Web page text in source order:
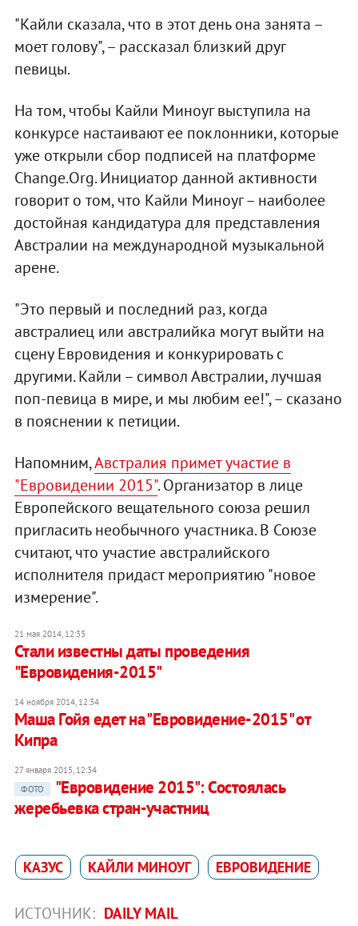
"Кайли сказала, что в этот день она занята –
моет голову", – рассказал близкий друг
певицы.
На том, чтобы Кайли Миноуг выступила на
конкурсе настаивают ее поклонники, которые
уже открыли сбор подписей на платформе
Change.Org. Инициатор данной активности
говорит о том, что Кайли Миноуг – наиболее
достойная кандидатура для представления
Австралии на международной музыкальной
арене.
"Это первый и последний раз, когда
австралиец или австралийка могут выйти на
сцену Евровидения и конкурировать с
другими. Кайли – символ Австралии, лучшая
поп-певица в мире, и мы любим ее!", – сказано
в пояснении к петиции.
Напомним,Австралия примет участие в
"Евровидении 2015". Организатор в лице
Европейского вещательного союза решил
пригласить необычного участника. В Союзе
считают, что участие австралийского
исполнителя придаст мероприятию "новое
измерение".
21 мая 2014, 12:33
Стали известны даты проведения
"Евровидения-2015"
14 ноября 2014, 12:34
Маша Гойя едет на "Евровидение-2015" от
Кипра
27 января 2015, 12:34
ФОТО
"Евровидение 2015": Состоялась
жеребьевка стран-участниц
КАЗУС КАЙЛИ МИНОУГ ЕВРОВИДЕНИЕ
ИСТОЧНИК: DAILY MAIL